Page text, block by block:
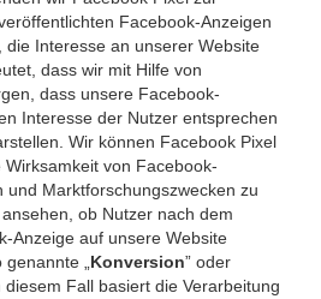
Facebook-Anzeigen
die Interesse an unserer Website
dass wir mit Hilfe von
dass unsere Facebook-
Interesse der Nutzer entsprechen
Wir können Facebook Pixel
von Facebook-
und Marktforschungszwecken zu
ob Nutzer nach dem
Anzeige auf unsere Website
„ Konversion” oder
diesem Fall basiert die Verarbeitung